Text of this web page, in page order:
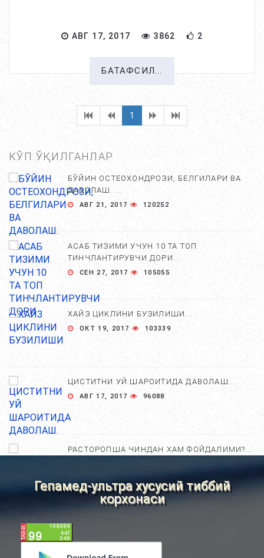
АВГ 17, 2017 3862 2
БАТАФСИЛ...
1
КЎП ЎҚИЛГАНЛАР
БЎЙИН ОСТЕОХОНДРОЗИ, БЕЛГИЛАРИ ВА
ДАВОЛАШ. ...
АВГ 21, 2017 120252
АСАБ ТИЗИМИ УЧУН 10 ТА ТОП
ТИНЧЛАНТИРУВЧИ ДОРИ...
СЕН 27, 2017 105055
ХАЙЗ ЦИКЛИНИ БУЗИЛИШИ...
ОКТ 19, 2017 103339
ЦИСТИТНИ УЙ ШАРОИТИДА ДАВОЛАШ....
АВГ 17, 2017 96088
РАСТОРОПША ЧИНДАН ХАМ ФОЙДАЛИМИ?...
НОСТАНДАРТ УСУЛЛАРИ....
АВГ 22, 2017 83783
Гепамед-ультра хусусий тиббий
корхонаси